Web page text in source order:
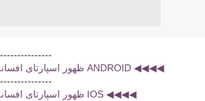
▶▶▶▶ Trojan War: ظهور اسپارتای افسانه‌ا ANDROID ◀◀◀◀
▶▶▶▶ Trojan War: ظهور اسپارتای افسانه‌ا IOS ◀◀◀◀